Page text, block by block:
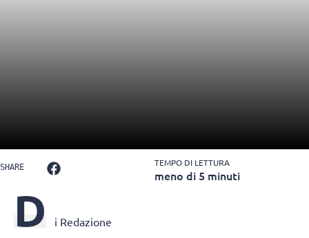
SHARE TEMPO DI LETTURA
meno di 5 minuti
D i Redazione